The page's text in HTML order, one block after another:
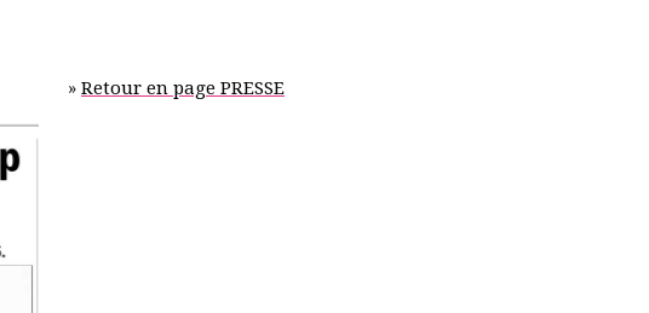
» Retour en page PRESSE